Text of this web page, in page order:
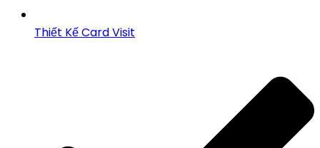
Thiết Kế Card Visit